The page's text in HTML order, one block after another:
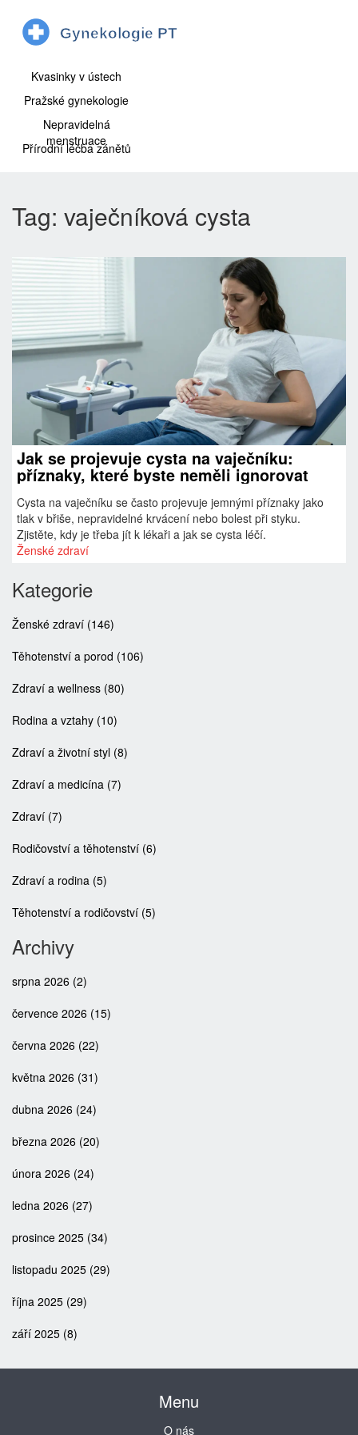
Kvasinky v ústech
Pražské gynekologie
Nepravidelná
menstruace
Přírodní léčba zánětů
Tag: vaječníková cysta
Jak se projevuje cysta na vaječníku:
příznaky, které byste neměli ignorovat
Cysta na vaječníku se často projevuje jemnými příznaky jako
tlak v břiše, nepravidelné krvácení nebo bolest při styku.
Zjistěte, kdy je třeba jít k lékaři a jak se cysta léčí.
Ženské zdraví
Kategorie
Ženské zdraví (146)
Těhotenství a porod (106)
Zdraví a wellness (80)
Rodina a vztahy (10)
Zdraví a životní styl (8)
Zdraví a medicína (7)
Zdraví (7)
Rodičovství a těhotenství (6)
Zdraví a rodina (5)
Těhotenství a rodičovství (5)
Archivy
srpna 2026 (2)
července 2026 (15)
června 2026 (22)
května 2026 (31)
dubna 2026 (24)
března 2026 (20)
února 2026 (24)
ledna 2026 (27)
prosince 2025 (34)
listopadu 2025 (29)
října 2025 (29)
září 2025 (8)
Menu
O nás